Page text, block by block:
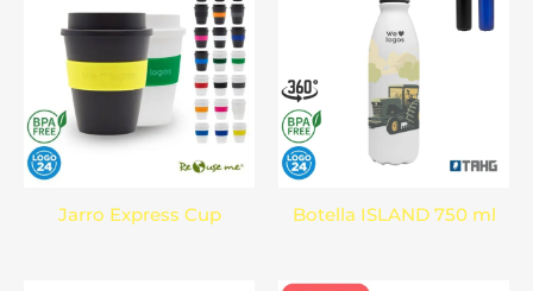
Jarro Express Cup Botella ISLAND 750 ml